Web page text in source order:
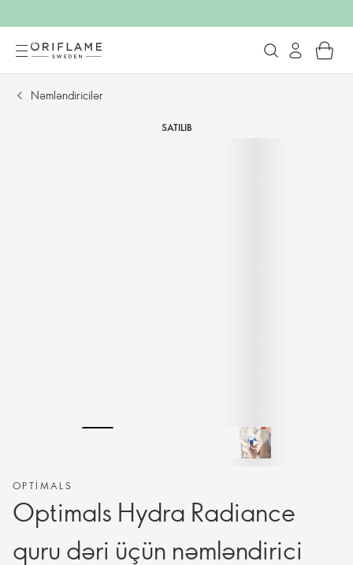
Nəmləndiricilər
SATILIB
OPTIMALS
Optimals Hydra Radiance
quru dəri üçün nəmləndirici